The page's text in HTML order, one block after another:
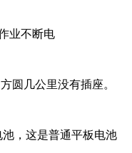
业不断电
圆几公里没有插座。
池，这是普通平板电池